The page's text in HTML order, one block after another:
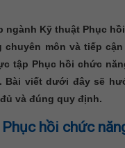
ngành Kỹ thuật Phục
chuyên môn và tiếp
tập Phục hồi chức
Bài viết dưới đây sẽ
và đúng quy định.
hồi chức